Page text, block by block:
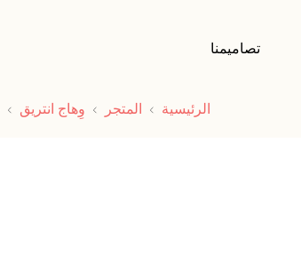
تصاميمنا
الرئيسية المتجر وِهاج انتريق